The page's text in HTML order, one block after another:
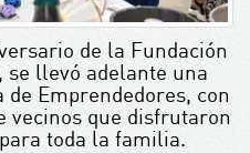
de la Fundación
se llevó adelante una
Emprendedores, con
vecinos que disfrutaron
toda la familia.